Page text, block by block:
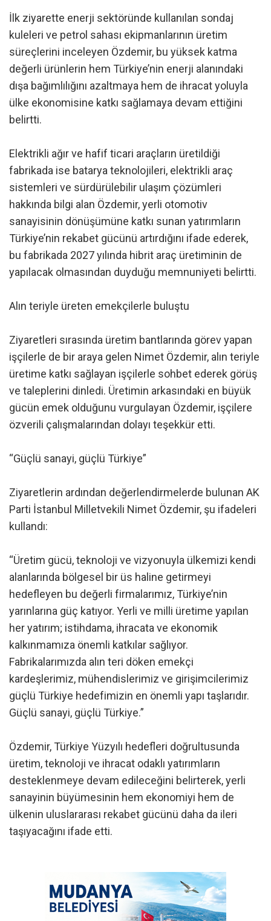
İlk ziyarette enerji sektöründe kullanılan sondaj
kuleleri ve petrol sahası ekipmanlarının üretim
süreçlerini inceleyen Özdemir, bu yüksek katma
değerli ürünlerin hem Türkiye’nin enerji alanındaki
dışa bağımlılığını azaltmaya hem de ihracat yoluyla
ülke ekonomisine katkı sağlamaya devam ettiğini
belirtti.
Elektrikli ağır ve hafif ticari araçların üretildiği
fabrikada ise batarya teknolojileri, elektrikli araç
sistemleri ve sürdürülebilir ulaşım çözümleri
hakkında bilgi alan Özdemir, yerli otomotiv
sanayisinin dönüşümüne katkı sunan yatırımların
Türkiye’nin rekabet gücünü artırdığını ifade ederek,
bu fabrikada 2027 yılında hibrit araç üretiminin de
yapılacak olmasından duyduğu memnuniyeti belirtti.
Alın teriyle üreten emekçilerle buluştu
Ziyaretleri sırasında üretim bantlarında görev yapan
işçilerle de bir araya gelen Nimet Özdemir, alın teriyle
üretime katkı sağlayan işçilerle sohbet ederek görüş
ve taleplerini dinledi. Üretimin arkasındaki en büyük
gücün emek olduğunu vurgulayan Özdemir, işçilere
özverili çalışmalarından dolayı teşekkür etti.
“Güçlü sanayi, güçlü Türkiye”
Ziyaretlerin ardından değerlendirmelerde bulunan AK
Parti İstanbul Milletvekili Nimet Özdemir, şu ifadeleri
kullandı:
“Üretim gücü, teknoloji ve vizyonuyla ülkemizi kendi
alanlarında bölgesel bir üs haline getirmeyi
hedefleyen bu değerli firmalarımız, Türkiye’nin
yarınlarına güç katıyor. Yerli ve milli üretime yapılan
her yatırım; istihdama, ihracata ve ekonomik
kalkınmamıza önemli katkılar sağlıyor.
Fabrikalarımızda alın teri döken emekçi
kardeşlerimiz, mühendislerimiz ve girişimcilerimiz
güçlü Türkiye hedefimizin en önemli yapı taşlarıdır.
Güçlü sanayi, güçlü Türkiye.”
Özdemir, Türkiye Yüzyılı hedefleri doğrultusunda
üretim, teknoloji ve ihracat odaklı yatırımların
desteklenmeye devam edileceğini belirterek, yerli
sanayinin büyümesinin hem ekonomiyi hem de
ülkenin uluslararası rekabet gücünü daha da ileri
taşıyacağını ifade etti.